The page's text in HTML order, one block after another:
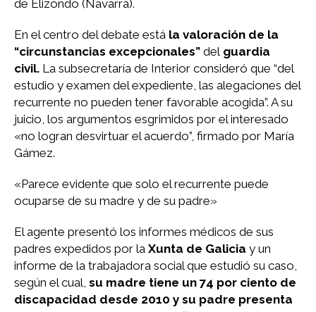
de Elizondo (Navarra).
En el centro del debate está la valoración de la
“circunstancias excepcionales” del guardia
civil. La subsecretaría de Interior consideró que “del
estudio y examen del expediente, las alegaciones del
recurrente no pueden tener favorable acogida”. A su
juicio, los argumentos esgrimidos por el interesado
«no logran desvirtuar el acuerdo”, firmado por María
Gámez.
«Parece evidente que solo el recurrente puede
ocuparse de su madre y de su padre»
El agente presentó los informes médicos de sus
padres expedidos por la Xunta de Galicia y un
informe de la trabajadora social que estudió su caso,
según el cual, su madre tiene un 74 por ciento de
discapacidad desde 2010 y su padre presenta